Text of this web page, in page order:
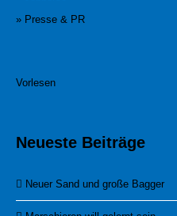
» Presse & PR
Vorlesen
Neueste Beiträge
Neuer Sand und große Bagger